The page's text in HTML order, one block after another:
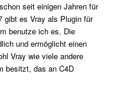
seit einigen Jahren für
gibt es Vray als Plugin für
benutze ich es. Die
und ermöglicht einen
Vray wie viele andere
besitzt, das an C4D